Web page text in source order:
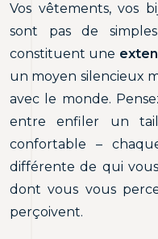
Vos vêtements, vos
sont pas de
constituent une
un moyen silencieux
avec le monde.
entre enfiler un
confortable –
différente de qui
dont vous vous
perçoivent.